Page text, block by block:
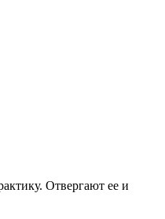
Отвергают ее и